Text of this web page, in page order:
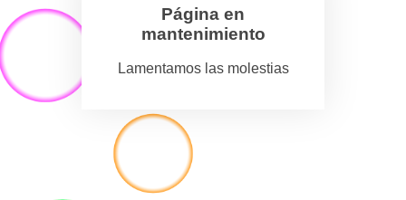
Página en
mantenimiento
Lamentamos las molestias